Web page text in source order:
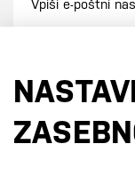
S prijavo na e-